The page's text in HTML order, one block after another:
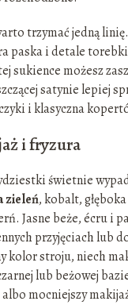
trzymać jedną
paska i detale
sukience możesz
satynie lepiej
i klasyczna
i fryzura
świetnie
zieleń, kobalt,
Jasne beże, écru i
przyjęciach lub
kolor stroju, niech
lub beżowej
mocniejszy